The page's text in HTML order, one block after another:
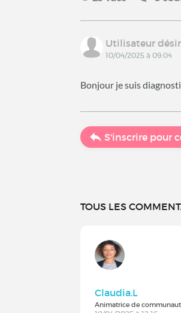
Utilisateur
10/04/2025 à 09:04
Bonjour je suis
S'inscrire pour
TOUS LES
Claudia.L
Animatrice de